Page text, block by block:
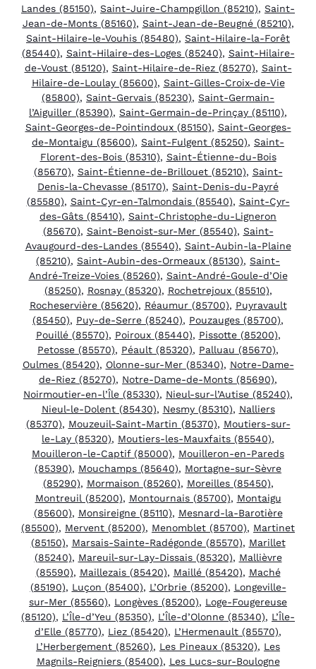
Landes (85150), Saint-Juire-Champgillon (85210), Saint-
Jean-de-Monts (85160), Saint-Jean-de-Beugné (85210),
Saint-Hilaire-le-Vouhis (85480), Saint-Hilaire-la-Forêt
(85440), Saint-Hilaire-des-Loges (85240), Saint-Hilaire-
de-Voust (85120), Saint-Hilaire-de-Riez (85270), Saint-
Hilaire-de-Loulay (85600), Saint-Gilles-Croix-de-Vie
(85800), Saint-Gervais (85230), Saint-Germain-
l’Aiguiller (85390), Saint-Germain-de-Prinçay (85110),
Saint-Georges-de-Pointindoux (85150), Saint-Georges-
de-Montaigu (85600), Saint-Fulgent (85250), Saint-
Florent-des-Bois (85310), Saint-Étienne-du-Bois
(85670), Saint-Étienne-de-Brillouet (85210), Saint-
Denis-la-Chevasse (85170), Saint-Denis-du-Payré
(85580), Saint-Cyr-en-Talmondais (85540), Saint-Cyr-
des-Gâts (85410), Saint-Christophe-du-Ligneron
(85670), Saint-Benoist-sur-Mer (85540), Saint-
Avaugourd-des-Landes (85540), Saint-Aubin-la-Plaine
(85210), Saint-Aubin-des-Ormeaux (85130), Saint-
André-Treize-Voies (85260), Saint-André-Goule-d’Oie
(85250), Rosnay (85320), Rochetrejoux (85510),
Rocheservière (85620), Réaumur (85700), Puyravault
(85450), Puy-de-Serre (85240), Pouzauges (85700),
Pouillé (85570), Poiroux (85440), Pissotte (85200),
Petosse (85570), Péault (85320), Palluau (85670),
Oulmes (85420), Olonne-sur-Mer (85340), Notre-Dame-
de-Riez (85270), Notre-Dame-de-Monts (85690),
Noirmoutier-en-l’Île (85330), Nieul-sur-l’Autise (85240),
Nieul-le-Dolent (85430), Nesmy (85310), Nalliers
(85370), Mouzeuil-Saint-Martin (85370), Moutiers-sur-
le-Lay (85320), Moutiers-les-Mauxfaits (85540),
Mouilleron-le-Captif (85000), Mouilleron-en-Pareds
(85390), Mouchamps (85640), Mortagne-sur-Sèvre
(85290), Mormaison (85260), Moreilles (85450),
Montreuil (85200), Montournais (85700), Montaigu
(85600), Monsireigne (85110), Mesnard-la-Barotière
(85500), Mervent (85200), Menomblet (85700), Martinet
(85150), Marsais-Sainte-Radégonde (85570), Marillet
(85240), Mareuil-sur-Lay-Dissais (85320), Mallièvre
(85590), Maillezais (85420), Maillé (85420), Maché
(85190), Luçon (85400), L’Orbrie (85200), Longeville-
sur-Mer (85560), Longèves (85200), Loge-Fougereuse
(85120), L’Île-d’Yeu (85350), L’Île-d’Olonne (85340), L’Île-
d’Elle (85770), Liez (85420), L’Hermenault (85570),
L’Herbergement (85260), Les Pineaux (85320), Les
Magnils-Reigniers (85400), Les Lucs-sur-Boulogne